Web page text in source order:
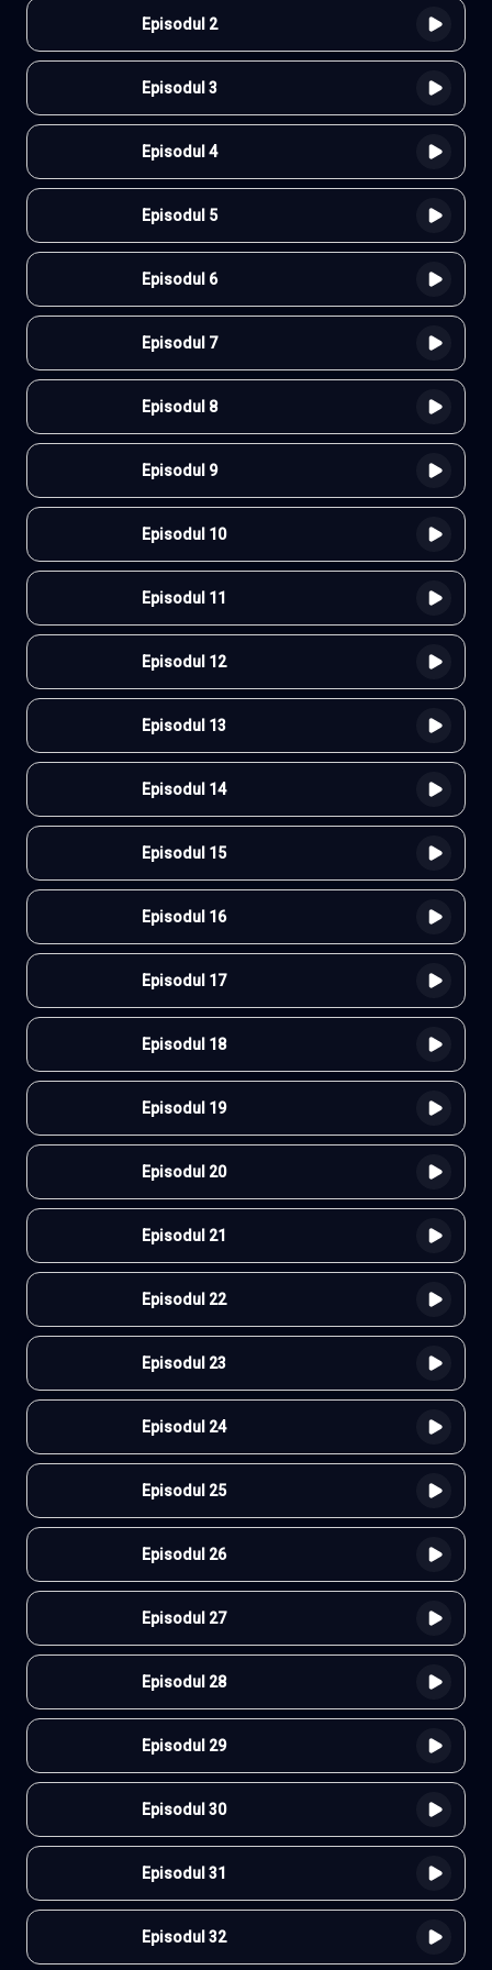
Episodul 2
Episodul 3
Episodul 4
Episodul 5
Episodul 6
Episodul 7
Episodul 8
Episodul 9
Episodul 10
Episodul 11
Episodul 12
Episodul 13
Episodul 14
Episodul 15
Episodul 16
Episodul 17
Episodul 18
Episodul 19
Episodul 20
Episodul 21
Episodul 22
Episodul 23
Episodul 24
Episodul 25
Episodul 26
Episodul 27
Episodul 28
Episodul 29
Episodul 30
Episodul 31
Episodul 32